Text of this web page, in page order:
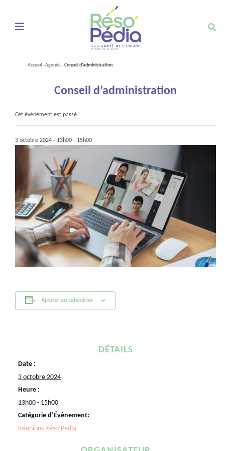
Ouvrir le menu de navigation mobile
Accueil - Agenda - Conseil d’administration
Conseil d’administration
Cet évènement est passé.
3 octobre 2024 - 13h00 - 15h00
Ajouter au calendrier
DÉTAILS
Date :
3 octobre 2024
Heure :
13h00 - 15h00
Catégorie d’Évènement:
Réunions Réso’Pedia